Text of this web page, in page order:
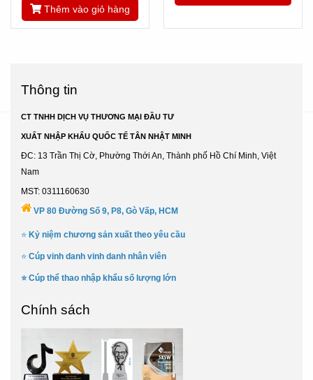
Thêm vào giỏ hàng
Thông tin
CT TNHH DỊCH VỤ THƯƠNG MẠI ĐẦU TƯ
XUẤT NHẬP KHẨU QUỐC TẾ TÂN NHẬT MINH
ĐC: 13 Trần Thị Cờ, Phường Thới An, Thành phố Hồ Chí Minh, Việt
Nam
MST: 0311160630
VP 80 Đường Số 9, P8, Gò Vấp, HCM
⭐ Kỷ niệm chương sản xuất theo yêu cầu
⭐ Cúp vinh danh vinh danh nhân viên
⭐Cúp thể thao nhập khẩu số lượng lớn
Chính sách